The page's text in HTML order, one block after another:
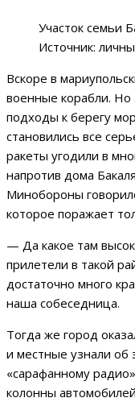
Участок семьи
Источник:
Вскоре в
военные корабли. Но
подходы к берегу
становились все
ракеты угодили в
напротив дома
Минобороны
которое поражает
— Да какое там
прилетели в такой
достаточно много
наша собеседница.
Тогда же город
и местные узнали об
«сарафанному
колонны